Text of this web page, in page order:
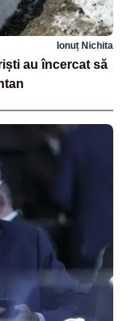
Ionuț Nichita
au încercat să